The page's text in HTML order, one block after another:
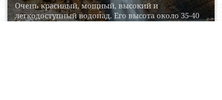
Очень красивый, мощный, высокий и
легкодоступный водопад. Его высота около 35-40